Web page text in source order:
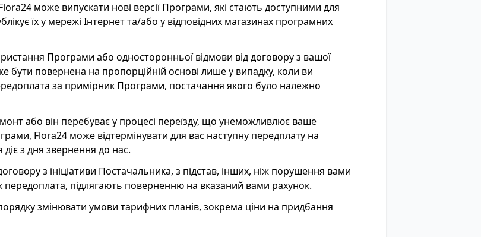
може випускати нові версії Програми, які стають доступними для
їх у мережі Інтернет та/або у відповідних магазинах програмних
Програми або односторонньої відмови від договору з вашої
бути повернена на пропорційній основі лише у випадку, коли ви
за примірник Програми, постачання якого було належно
або він перебуває у процесі переїзду, що унеможливлює ваше
Flora24 може відтермінувати для вас наступну передплату на
діє з дня звернення до нас.
з ініціативи Постачальника, з підстав, інших, ніж порушення вами
передоплата, підлягають поверненню на вказаний вами рахунок.
змінювати умови тарифних планів, зокрема ціни на придбання